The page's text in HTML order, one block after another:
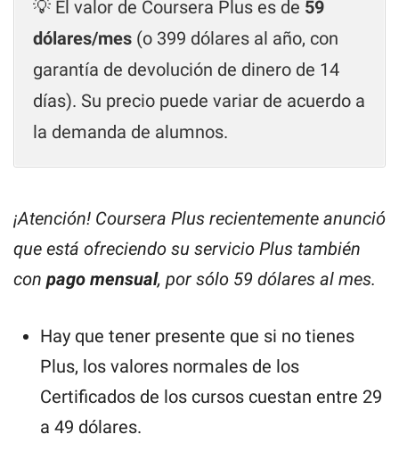
💡 El valor de Coursera Plus es de 59
dólares/mes (o 399 dólares al año, con
garantía de devolución de dinero de 14
días). Su precio puede variar de acuerdo a
la demanda de alumnos.
¡Atención! Coursera Plus recientemente anunció
que está ofreciendo su servicio Plus también
con pago mensual, por sólo 59 dólares al mes.
Hay que tener presente que si no tienes
Plus, los valores normales de los
Certificados de los cursos cuestan entre 29
a 49 dólares.